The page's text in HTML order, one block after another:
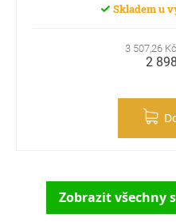
Skladem u
3 507,26
2
Zobrazit všechny